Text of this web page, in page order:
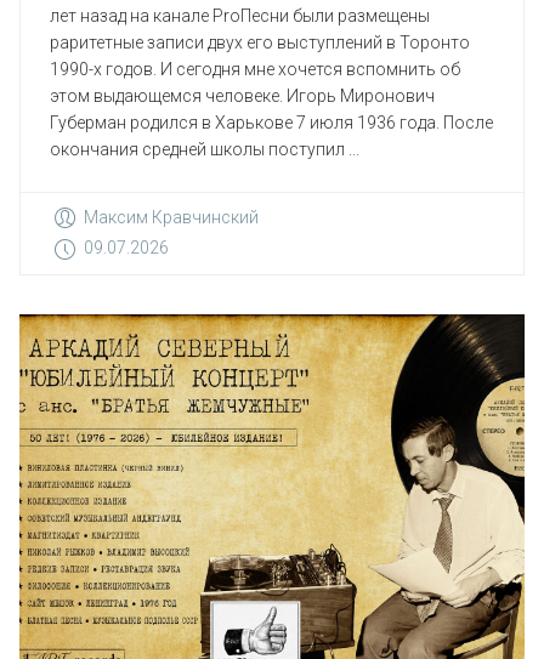
лет назад на канале ProПесни были размещены
раритетные записи двух его выступлений в Торонто
1990-х годов. И сегодня мне хочется вспомнить об
этом выдающемся человеке. Игорь Миронович
Губерман родился в Харькове 7 июля 1936 года. После
окончания средней школы поступил ...
Максим Кравчинский
09.07.2026